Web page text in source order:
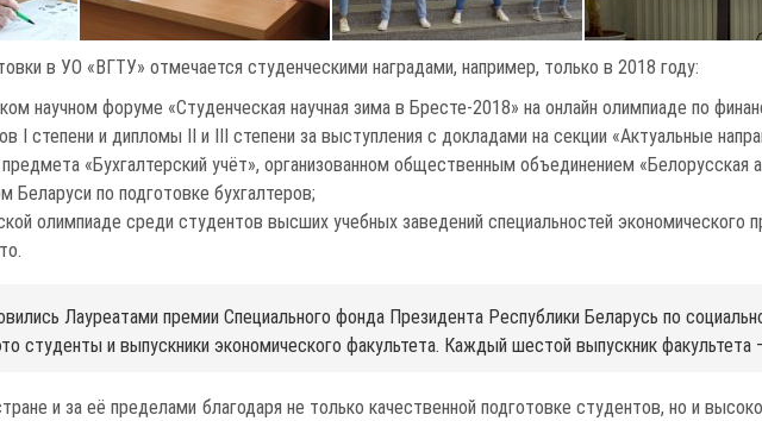
в УО «ВГТУ» отмечается студенческими наградами, например, только в 2018 году:
научном форуме «Студенческая научная зима в Бресте-2018» на онлайн олимпиаде по
степени и дипломы II и III степени за выступления с докладами на секции «Актуальные
«Бухгалтерский учёт», организованном общественным объединением «Белорусская
Беларуси по подготовке бухгалтеров;
олимпиаде среди студентов высших учебных заведений специальностей экономического
Лауреатами премии Специального фонда Президента Республики Беларусь по
студенты и выпускники экономического факультета. Каждый шестой выпускник факультета
и за её пределами благодаря не только качественной подготовке студентов, но и